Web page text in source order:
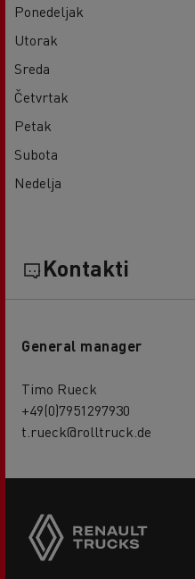
Ponedeljak
Utorak
Sreda
Četvrtak
Petak
Subota
Nedelja
Kontakti
General manager
Timo Rueck
+49(0)7951297930
t.rueck@rolltruck.de